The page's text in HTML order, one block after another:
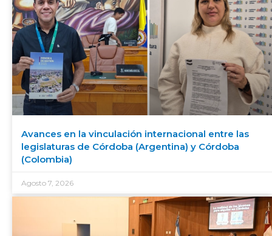
Avances en la vinculación internacional entre las
legislaturas de Córdoba (Argentina) y Córdoba
(Colombia)
Agosto 7, 2026